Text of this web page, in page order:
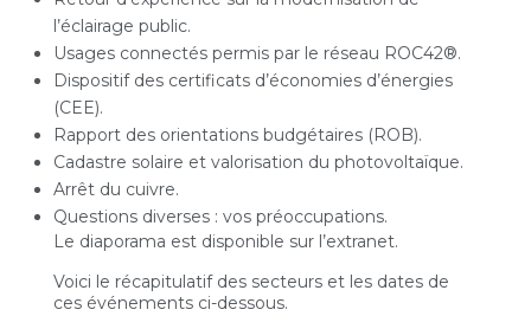
l’éclairage public.
Usages connectés permis par le réseau ROC42®.
Dispositif des certificats d’économies d’énergies
(CEE).
Rapport des orientations budgétaires (ROB).
Cadastre solaire et valorisation du photovoltaïque.
Arrêt du cuivre.
Questions diverses : vos préoccupations.
Le diaporama est disponible sur l’extranet.
Voici le récapitulatif des secteurs et les dates de
ces événements ci-dessous.